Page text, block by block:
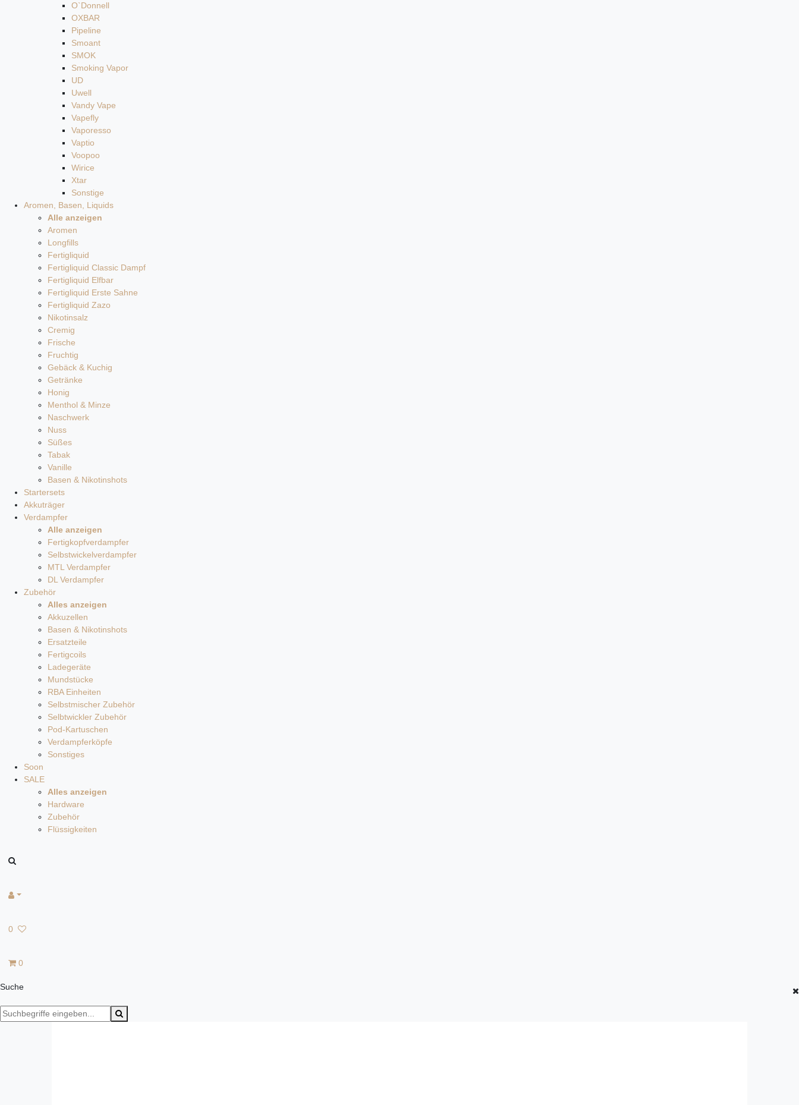
O`Donnell
OXBAR
Pipeline
Smoant
SMOK
Smoking Vapor
UD
Uwell
Vandy Vape
Vapefly
Vaporesso
Vaptio
Voopoo
Wirice
Xtar
Sonstige
Aromen, Basen, Liquids
Alle anzeigen
Aromen
Longfills
Fertigliquid
Fertigliquid Classic Dampf
Fertigliquid Elfbar
Fertigliquid Erste Sahne
Fertigliquid Zazo
Nikotinsalz
Cremig
Frische
Fruchtig
Gebäck & Kuchig
Getränke
Honig
Menthol & Minze
Naschwerk
Nuss
Süßes
Tabak
Vanille
Basen & Nikotinshots
Startersets
Akkuträger
Verdampfer
Alle anzeigen
Fertigkopfverdampfer
Selbstwickelverdampfer
MTL Verdampfer
DL Verdampfer
Zubehör
Alles anzeigen
Akkuzellen
Basen & Nikotinshots
Ersatzteile
Fertigcoils
Ladegeräte
Mundstücke
RBA Einheiten
Selbstmischer Zubehör
Selbtwickler Zubehör
Pod-Kartuschen
Verdampferköpfe
Sonstiges
Soon
SALE
Alles anzeigen
Hardware
Zubehör
Flüssigkeiten
0
0
Suche